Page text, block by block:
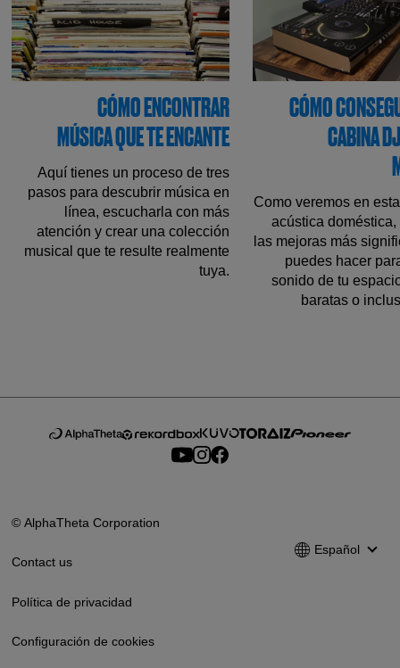
CÓMO ENCONTRAR
MÚSICA QUE TE ENCANTE
Aquí tienes un proceso de tres
pasos para descubrir música en
línea, escucharla con más
atención y crear una colección
musical que te resulte realmente
tuya.
CÓMO
CABINA
Como veremos en
acústica
las mejoras más
puedes hacer
sonido de tu
baratas o
© AlphaTheta Corporation
Español
Contact us
Política de privacidad
Configuración de cookies